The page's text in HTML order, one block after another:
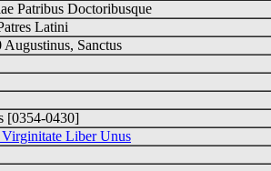
Patribus Doctoribusque
Latini
Sanctus
[0354-0430]
Virginitate Liber Unus